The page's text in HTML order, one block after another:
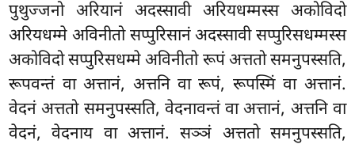
पुथुज्जनो अरियानं अदस्सावी अरियधम्मस्स अकोविदो
अरियधम्मे अविनीतो सप्पुरिसानं अदस्सावी सप्पुरिसधम्मस्स
अकोविदो सप्पुरिसधम्मे अविनीतो रूपं अत्ततो समनुपस्सति,
रूपवन्तं वा अत्तानं, अत्तनि वा रूपं, रूपस्मिं वा अत्तानं.
वेदनं अत्ततो समनुपस्सति, वेदनावन्तं वा अत्तानं, अत्तनि वा
वेदनं, वेदनाय वा अत्तानं. सञ्ञं अत्ततो समनुपस्सति,